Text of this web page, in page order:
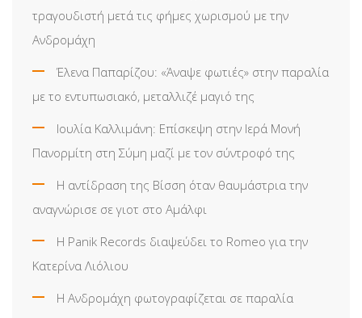
τραγουδιστή μετά τις φήμες χωρισμού με την
Ανδρομάχη
Έλενα Παπαρίζου: «Άναψε φωτιές» στην παραλία
με το εντυπωσιακό, μεταλλιζέ μαγιό της
Ιουλία Καλλιμάνη: Επίσκεψη στην Ιερά Μονή
Πανορμίτη στη Σύμη μαζί με τον σύντροφό της
Η αντίδραση της Βίσση όταν θαυμάστρια την
αναγνώρισε σε γιοτ στο Αμάλφι
Η Panik Records διαψεύδει το Romeo για την
Κατερίνα Λιόλιου
Η Ανδρομάχη φωτογραφίζεται σε παραλία